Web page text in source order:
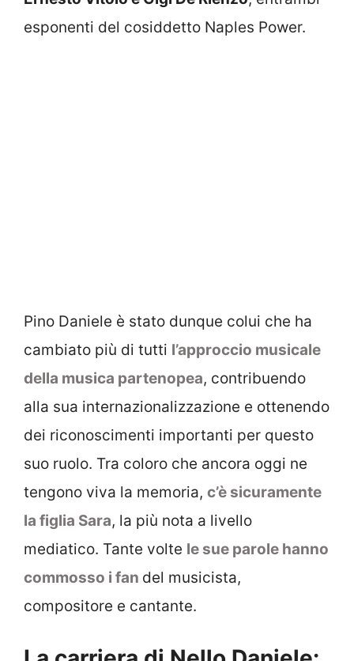
esponenti del cosiddetto Naples Power.
Pino Daniele è stato dunque colui che ha
cambiato più di tutti l’approccio musicale
della musica partenopea, contribuendo
alla sua internazionalizzazione e ottenendo
dei riconoscimenti importanti per questo
suo ruolo. Tra coloro che ancora oggi ne
tengono viva la memoria, c’è sicuramente
la figlia Sara, la più nota a livello
mediatico. Tante volte le sue parole hanno
commosso i fan del musicista,
compositore e cantante.